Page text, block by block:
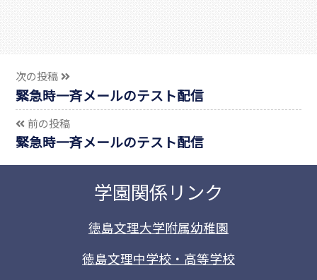
次の投稿
緊急時一斉メールのテスト配信
前の投稿
緊急時一斉メールのテスト配信
学園関係リンク
徳島文理大学附属幼稚園
徳島文理中学校・高等学校